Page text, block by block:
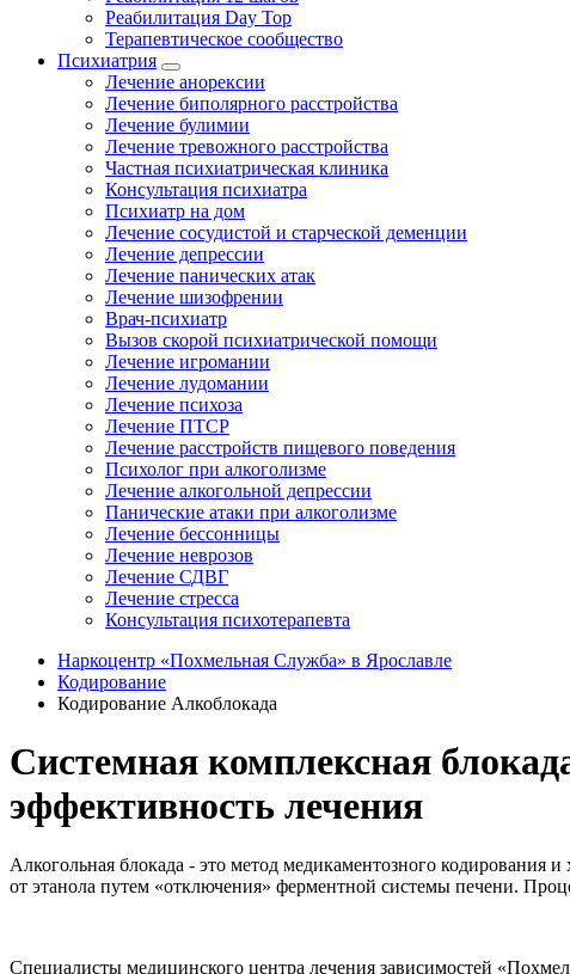
Реабилитация Day Top
Терапевтическое сообщество
Психиатрия
Лечение анорексии
Лечение биполярного расстройства
Лечение булимии
Лечение тревожного расстройства
Частная психиатрическая клиника
Консультация психиатра
Психиатр на дом
Лечение сосудистой и старческой деменции
Лечение депрессии
Лечение панических атак
Лечение шизофрении
Врач-психиатр
Вызов скорой психиатрической помощи
Лечение игромании
Лечение лудомании
Лечение психоза
Лечение ПТСР
Лечение расстройств пищевого поведения
Психолог при алкоголизме
Лечение алкогольной депрессии
Панические атаки при алкоголизме
Лечение бессонницы
Лечение неврозов
Лечение СДВГ
Лечение стресса
Консультация психотерапевта
Наркоцентр «Похмельная Служба» в Ярославле
Кодирование
Кодирование Алкоблокада
Системная комплексная
эффективность лечения
Алкогольная блокада - это метод медикаментозного кодирования
от этанола путем «отключения» ферментной системы печени.
Специалисты медицинского центра лечения зависимостей